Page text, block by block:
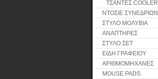
ΤΣΑΝΤΕΣ COOLER
ΝΤΟΣΙΕ ΣΥΝΕΔΡΙΩΝ
ΣΤΥΛΟ ΜΟΛΥΒΙΑ
ΑΝΑΠΤΗΡΕΣ
ΣΤΥΛΟ ΣΕΤ
ΕΙΔΗ ΓΡΑΦΕΙΟΥ
ΑΡΙΘΜΟΜΗΧΑΝΕΣ
MOUSE PADS